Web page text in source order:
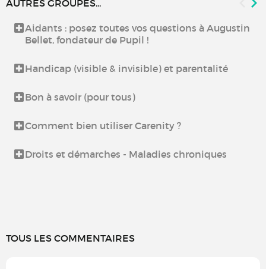
AUTRES GROUPES...
Aidants : posez toutes vos questions à Augustin
Bellet, fondateur de Pupil !
Handicap (visible & invisible) et parentalité
Bon à savoir (pour tous)
Comment bien utiliser Carenity ?
Droits et démarches - Maladies chroniques
TOUS LES COMMENTAIRES